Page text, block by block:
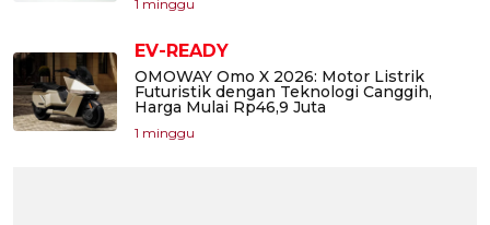
1 minggu
EV-READY
OMOWAY Omo X 2026: Motor Listrik
Futuristik dengan Teknologi Canggih,
Harga Mulai Rp46,9 Juta
1 minggu